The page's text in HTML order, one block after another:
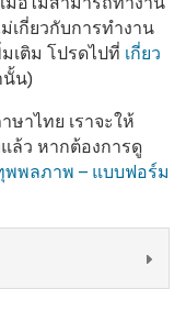
เกี่ยวกับการทำงาน
เติม โปรดไปที่ เกี่ยว
นั้น)
ษาไทย เราจะให้
ล้ว หากต้องการดู
พพลภาพ – แบบฟอร์ม